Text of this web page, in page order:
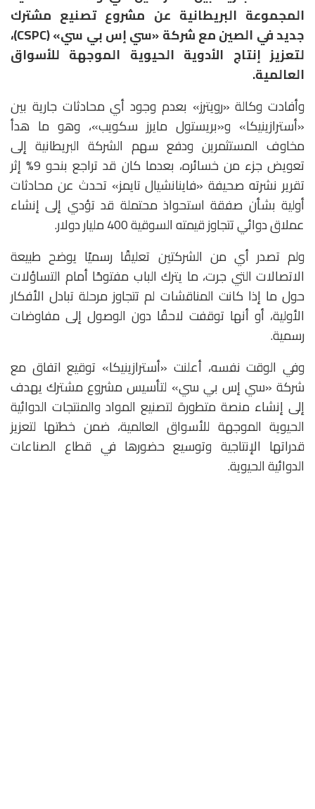
المجموعة البريطانية عن مشروع تصنيع مشترك
جديد في الصين مع شركة «سي إس بي سي» (CSPC)،
لتعزيز إنتاج الأدوية الحيوية الموجهة للأسواق
العالمية.
وأفادت وكالة «رويترز» بعدم وجود أي محادثات جارية بين
«أسترازينيكا» و«بريستول مايرز سكويب»، وهو ما هدأ
مخاوف المستثمرين ودفع سهم الشركة البريطانية إلى
تعويض جزء من خسائره، بعدما كان قد تراجع بنحو 9% إثر
تقرير نشرته صحيفة «فاينانشيال تايمز» تحدث عن محادثات
أولية بشأن صفقة استحواذ محتملة قد تؤدي إلى إنشاء
عملاق دوائي تتجاوز قيمته السوقية 400 مليار دولار.
ولم تصدر أي من الشركتين تعليقًا رسميًا يوضح طبيعة
الاتصالات التي جرت، ما يترك الباب مفتوحًا أمام التساؤلات
حول ما إذا كانت المناقشات لم تتجاوز مرحلة تبادل الأفكار
الأولية، أو أنها توقفت لاحقًا دون الوصول إلى مفاوضات
رسمية.
وفي الوقت نفسه، أعلنت «أسترازينيكا» توقيع اتفاق مع
شركة «سي إس بي سي» لتأسيس مشروع مشترك يهدف
إلى إنشاء منصة متطورة لتصنيع المواد والمنتجات الدوائية
الحيوية الموجهة للأسواق العالمية، ضمن خطتها لتعزيز
قدراتها الإنتاجية وتوسيع حضورها في قطاع الصناعات
الدوائية الحيوية.